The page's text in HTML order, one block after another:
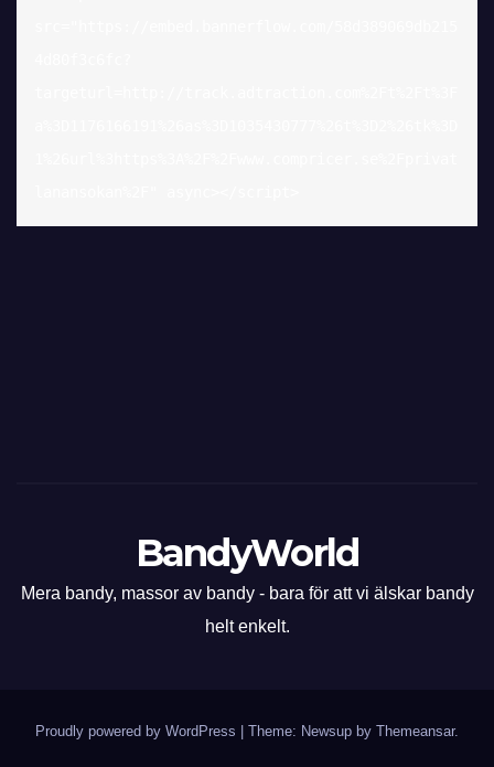
BandyWorld
Mera bandy, massor av bandy - bara för att vi älskar bandy
helt enkelt.
Proudly powered by WordPress Theme: Newsup by Themeansar.